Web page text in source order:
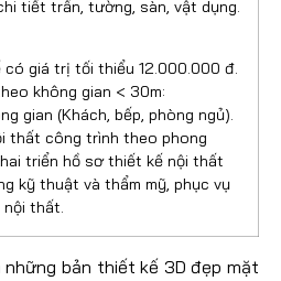
tiết trần, tường, sàn, vật dụng.
giá trị tối thiểu 12.000.000 đ.
không gian < 30m:
gian (Khách, bếp, phòng ngủ).
thất công trình theo phong
triển hồ sơ thiết kế nội thất
kỹ thuật và thẩm mỹ, phục vụ
thất.
những bản thiết kế 3D đẹp mặt